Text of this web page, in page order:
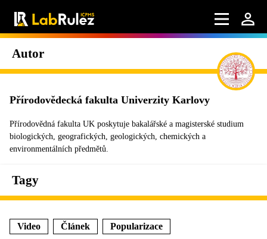
Autor
Přírodovědecká fakulta Univerzity Karlovy
Přírodovědná fakulta UK poskytuje bakalářské a magisterské studium
biologických, geografických, geologických, chemických a
environmentálních předmětů.
Tagy
Video Článek Popularizace